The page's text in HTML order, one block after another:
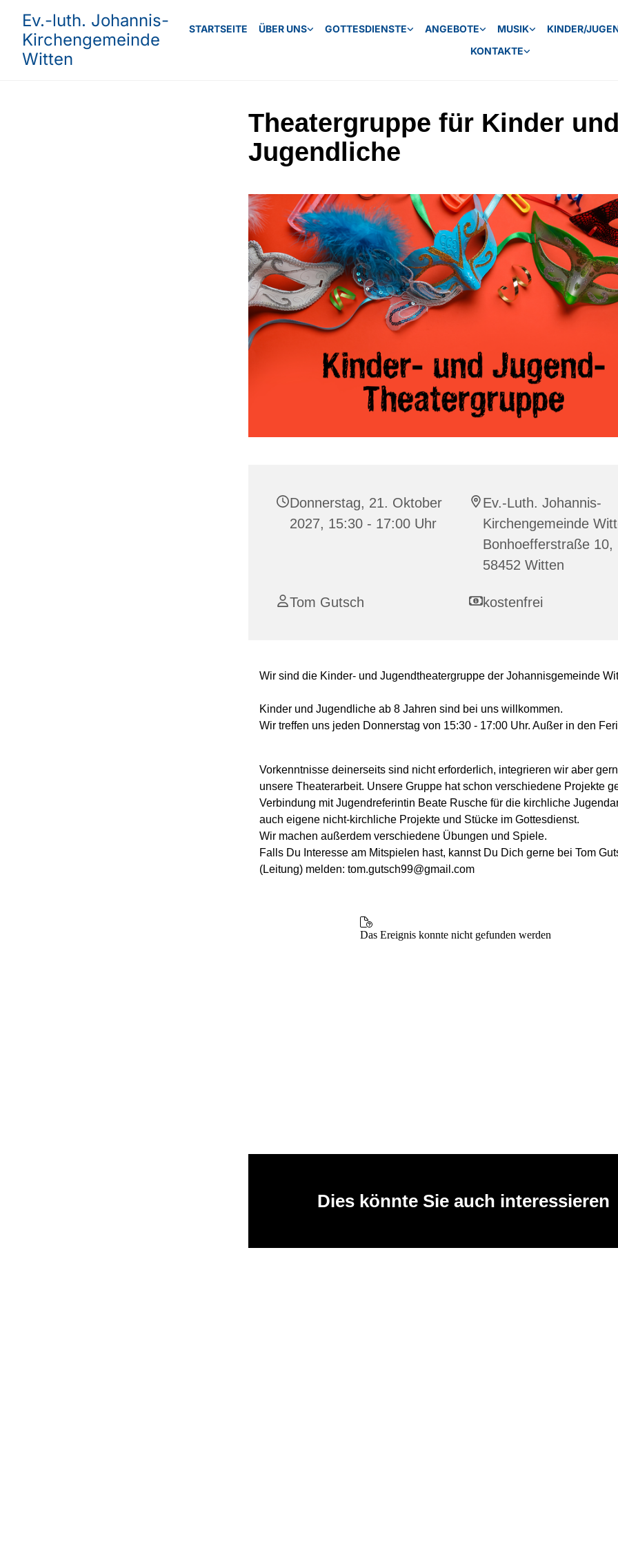
Ev.-luth. Johannis-
Kirchengemeinde
Witten
STARTSEITE ÜBER UNS GOTTESDIENSTE ANGEBOTE MUSIK
KINDER/
KONTAKTE
Theatergruppe für Kinder
Jugendliche
Donnerstag, 21. Oktober
2027, 15:30 - 17:00 Uhr
Ev.-Luth. Johannis-
Kirchengemeinde
Bonhoefferstraße 10,
58452 Witten
Tom Gutsch kostenfrei
Wir sind die Kinder- und Jugendtheatergruppe der Johannisgemeinde
Kinder und Jugendliche ab 8 Jahren sind bei uns willkommen.
Wir treffen uns jeden Donnerstag von 15:30 - 17:00 Uhr. Außer in den
Vorkenntnisse deinerseits sind nicht erforderlich, integrieren wir aber
unsere Theaterarbeit. Unsere Gruppe hat schon verschiedene Projekte
Verbindung mit Jugendreferintin Beate Rusche für die kirchliche
auch eigene nicht-kirchliche Projekte und Stücke im Gottesdienst.
Wir machen außerdem verschiedene Übungen und Spiele.
Falls Du Interesse am Mitspielen hast, kannst Du Dich gerne bei Tom
(Leitung) melden: tom.gutsch99@gmail.com
Dies könnte Sie auch interessieren